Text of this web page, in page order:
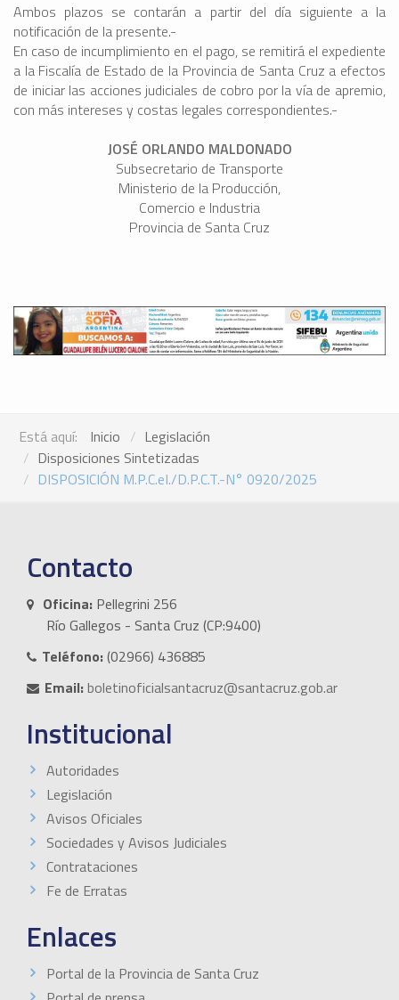
Ambos plazos se contarán a partir del día siguiente a la
notificación de la presente.-
En caso de incumplimiento en el pago, se remitirá el expediente
a la Fiscalía de Estado de la Provincia de Santa Cruz a efectos
de iniciar las acciones judiciales de cobro por la vía de apremio,
con más intereses y costas legales correspondientes.-
JOSÉ ORLANDO MALDONADO
Subsecretario de Transporte
Ministerio de la Producción,
Comercio e Industria
Provincia de Santa Cruz
Está aquí: Inicio
Legislación
Disposiciones Sintetizadas
DISPOSICIÓN M.P.C.eI./D.P.C.T.-N° 0920/2025
Contacto
Oficina: Pellegrini 256
Río Gallegos - Santa Cruz (CP:9400)
Teléfono:(02966) 436885
Email:boletinoficialsantacruz@santacruz.gob.ar
Institucional
Autoridades
Legislación
Avisos Oficiales
Sociedades y Avisos Judiciales
Contrataciones
Fe de Erratas
Enlaces
Portal de la Provincia de Santa Cruz